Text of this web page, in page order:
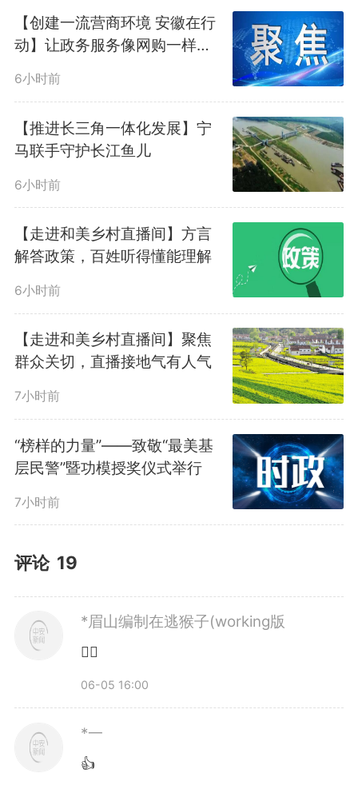
【创建一流营商环境 安徽在行
动】让政务服务像网购一样便
6小时前
【推进长三角一体化发展】宁
马联手守护长江鱼儿
6小时前
【走进和美乡村直播间】方言
解答政策，百姓听得懂能理解
6小时前
【走进和美乡村直播间】聚焦
群众关切，直播接地气有人气
7小时前
“榜样的力量”——致敬“最美基
层民警”暨功模授奖仪式举行
7小时前
评论 19
*眉山编制在逃猴子(working版
👍🏻
06-05 16:00
*一
👍